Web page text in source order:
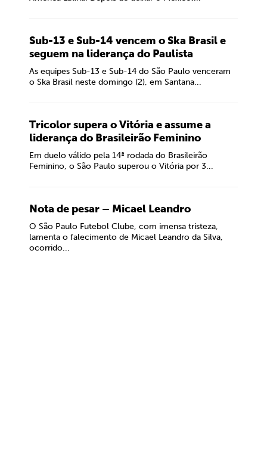
Sub-13 e Sub-14 vencem o Ska Brasil e
seguem na liderança do Paulista
As equipes Sub-13 e Sub-14 do São Paulo venceram
o Ska Brasil neste domingo (2), em Santana...
Tricolor supera o Vitória e assume a
liderança do Brasileirão Feminino
Em duelo válido pela 14ª rodada do Brasileirão
Feminino, o São Paulo superou o Vitória por 3...
Nota de pesar – Micael Leandro
O São Paulo Futebol Clube, com imensa tristeza,
lamenta o falecimento de Micael Leandro da Silva,
ocorrido...